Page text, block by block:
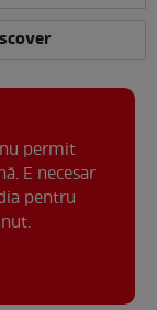
permit
E necesar
pentru